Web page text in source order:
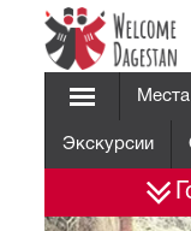
Экскурсии